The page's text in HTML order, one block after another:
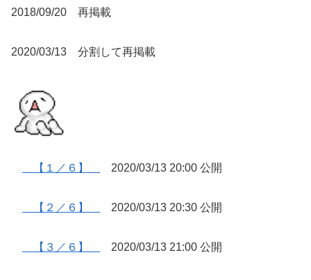
2018/09/20 再掲載
2020/03/13 分割して再掲載
【１／６】 2020/03/13 20:00 公開
【２／６】 2020/03/13 20:30 公開
【３／６】 2020/03/13 21:00 公開